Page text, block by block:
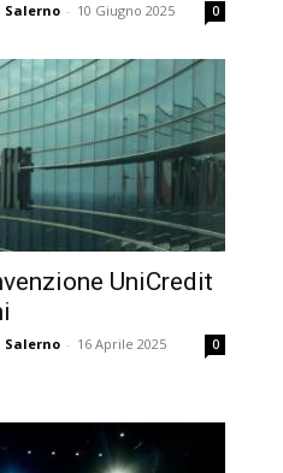
Salerno - 10 Giugno 2025 0
UniCredit
Salerno - 16 Aprile 2025 0